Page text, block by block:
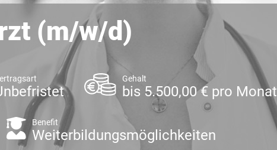
(m/w/d)
Gehalt
bis 5.500,00 € pro Monat
Benefit
Weiterbildungsmöglichkeiten